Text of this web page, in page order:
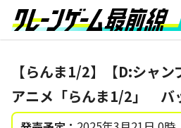
【らんま1/2】【D:シャ
アニメ「らんま1/2」 バ